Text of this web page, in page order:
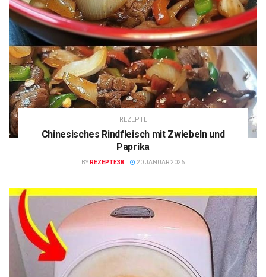
REZEPTE
Chinesisches Rindfleisch mit Zwiebeln und
Paprika
BY REZEPTE38 20 JANUAR 2026